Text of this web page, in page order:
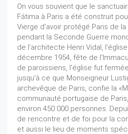
On vous souvient que le
Fátima à Paris a été construit
Vierge d'avoir protégé Paris de
pendant la Seconde Guerre
de l'architecte Henri Vidal,
décembre 1954, fête de
de paroissiens, l'église fut
jusqu'à ce que Monseigneur
archevêque de Paris, confie la
communauté portugaise de
environ 450 000 personnes.
de rencontre et de foi pour la
et aussi le lieu de moments